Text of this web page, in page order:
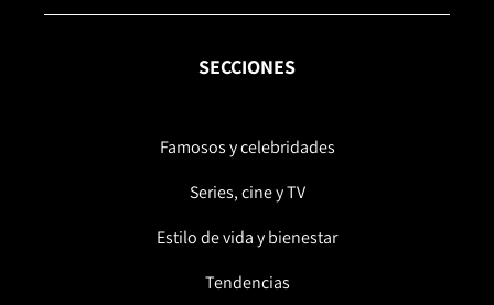
SECCIONES
Famosos y celebridades
Series, cine y TV
Estilo de vida y bienestar
Tendencias